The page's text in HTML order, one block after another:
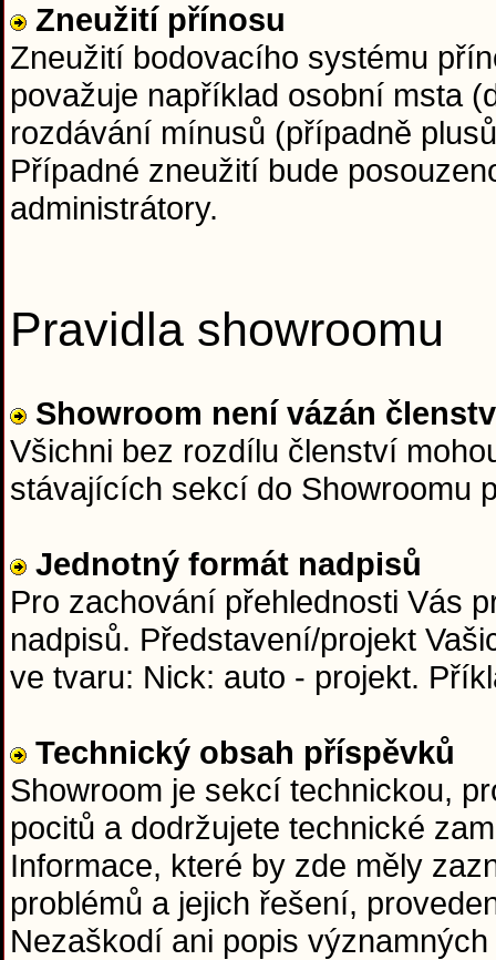
Zneužití přínosu
Zneužití bodovacího systému
považuje například osobní msta
rozdávání mínusů (případně
Případné zneužití bude
administrátory.
Pravidla showroomu
Showroom není vázán
Všichni bez rozdílu členství
stávajících sekcí do Showroomu
Jednotný formát nadpisů
Pro zachování přehlednosti Vás
nadpisů. Představení/projekt
ve tvaru: Nick: auto - projekt.
Technický obsah příspěvků
Showroom je sekcí technickou,
pocitů a dodržujete technické
Informace, které by zde měly
problémů a jejich řešení,
Nezaškodí ani popis